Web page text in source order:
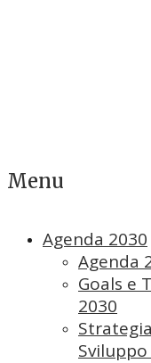
Menu
Agenda 2030
Agenda
Goals e
2030